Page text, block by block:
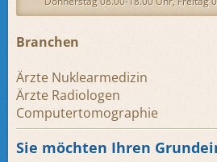
Branchen
Ärzte Nuklearmedizin
Ärzte Radiologen
Computertomographie
Sie möchten Ihren